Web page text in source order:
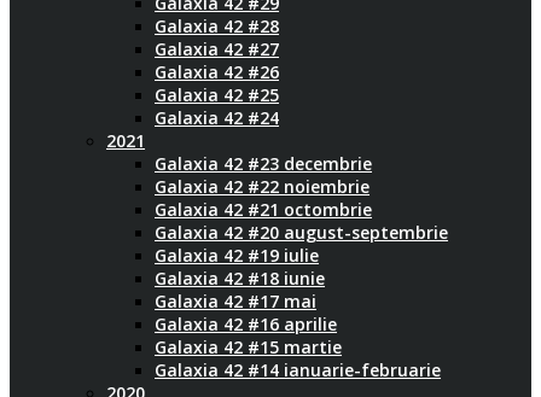
Galaxia 42 #28
Galaxia 42 #27
Galaxia 42 #26
Galaxia 42 #25
Galaxia 42 #24
2021
Galaxia 42 #23 decembrie
Galaxia 42 #22 noiembrie
Galaxia 42 #21 octombrie
Galaxia 42 #20 august-septembrie
Galaxia 42 #19 iulie
Galaxia 42 #18 iunie
Galaxia 42 #17 mai
Galaxia 42 #16 aprilie
Galaxia 42 #15 martie
Galaxia 42 #14 ianuarie-februarie